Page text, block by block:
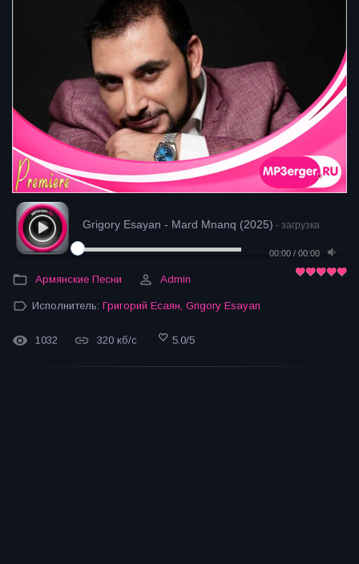
Grigory Esayan - Mard Mnanq (2025) - загрузка
00:00 / 00:00
Армянские Песни Admin
Исполнитель: Григорий Есаян Grigory Esayan
1032 320 кб/с 5.0/5